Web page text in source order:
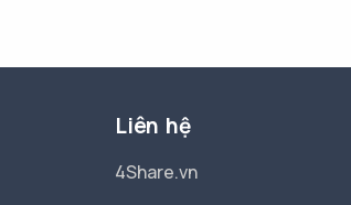
Liên hệ
4Share.vn